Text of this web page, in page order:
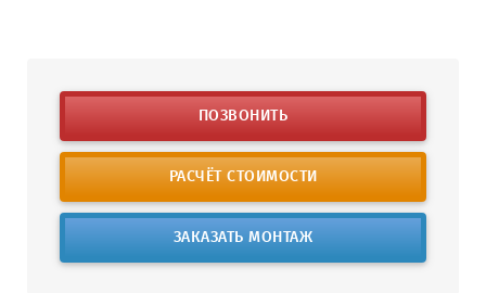
ПОЗВОНИТЬ
РАСЧЁТ СТОИМОСТИ
ЗАКАЗАТЬ МОНТАЖ